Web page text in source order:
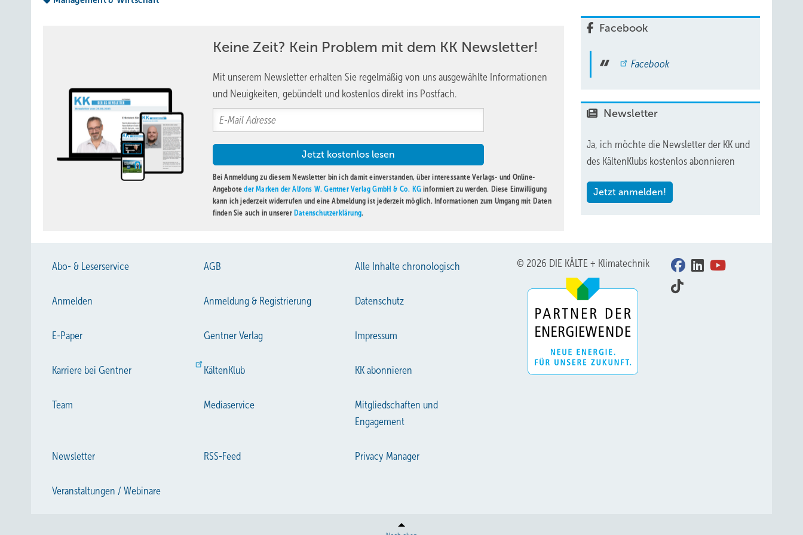
solchen Unternehmen sind die Mitarbeiter auch irgendwie freundlicher, fröhlicher und zufriedener. Das ist sicher das Ziel, dass wir
nicht alles lösen können, aber wir werden uns ein gutes Stück auf dem Weg in die richtige Richtung bewegen. ■
Keine Zeit? Kein Problem mit dem KK Newsletter!
Mit unserem Newsletter erhalten Sie regelmäßig von uns ausgewählte Informationen
und Neuigkeiten, gebündelt und kostenlos direkt ins Postfach.
Bei Anmeldung zu diesem Newsletter bin ich damit einverstanden, über interessante Verlags- und Online-
Angeboteder Marken der Alfons W. Gentner Verlag GmbH & Co. KG informiert zu werden. Diese Einwilligung
kann ich jederzeit widerrufen und eine Abmeldung ist jederzeit möglich. Informationen zum Umgang mit Daten
finden Sie auch in unserer Datenschutzerklärung.
Facebook
Facebook
Newsletter
Ja, ich möchte die Newsletter der KK und
des KältenKlubs kostenlos abonnieren
Jetzt anmelden!
Abo- & Leserservice AGB Alle Inhalte chronologisch
Anmelden Anmeldung & Registrierung Datenschutz
E-Paper Gentner Verlag Impressum
Karriere bei Gentner KältenKlub KK abonnieren
Team Mediaservice
Mitgliedschaften und
Engagement
Newsletter RSS-Feed Privacy Manager
Veranstaltungen / Webinare
© 2026 DIE KÄLTE + Klimatechnik